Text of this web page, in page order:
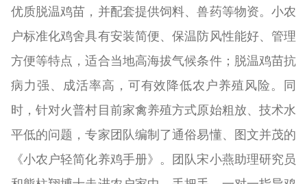
优质脱温鸡苗，并配套提供饲料、兽药等物资。小农
户标准化鸡舍具有安装简便、保温防风性能好、管理
方便等特点，适合当地高海拔气候条件；脱温鸡苗抗
病力强、成活率高，可有效降低农户养殖风险。同
时，针对火普村目前家禽养殖方式原始粗放、技术水
平低的问题，专家团队编制了通俗易懂、图文并茂的
《小农户轻简化养鸡手册》。团队宋小燕助理研究员